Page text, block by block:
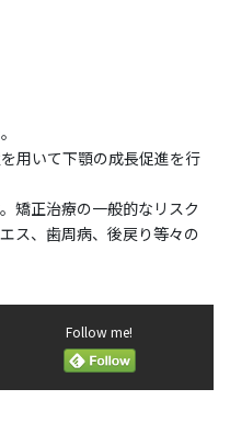
用いて下顎の成長促進を行
矯正治療の一般的なリスク
ス、歯周病、後戻り等々の
Follow me!